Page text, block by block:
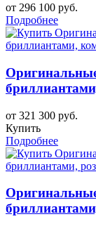
от 296 100 руб.
Подробнее
от 321 300 руб.
Купить
Подробнее